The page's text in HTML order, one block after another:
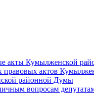
акты Кумылженской
правовых актов
районной Думы
вопросам